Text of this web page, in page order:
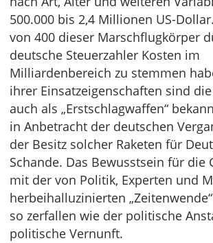
500.000 bis 2,4 Millionen US-
von 400 dieser Marschflugkörper
deutsche Steuerzahler Kosten im
Milliardenbereich zu stemmen
ihrer Einsatzeigenschaften sind
auch als „Erstschlagwaffen“
in Anbetracht der deutschen
der Besitz solcher Raketen für
Schande. Das Bewusstsein für die
mit der von Politik, Experten und
herbeihalluzinierten
so zerfallen wie der politische
politische Vernunft.